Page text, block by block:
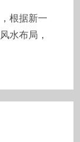
根据新一
水布局，